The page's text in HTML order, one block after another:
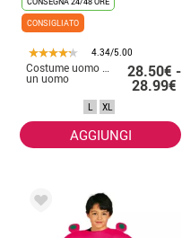
CONSIGLIATO
4.34/5.00
Costume uomo banana per
un uomo 28.50€ -
28.99€
L XL
AGGIUNGI